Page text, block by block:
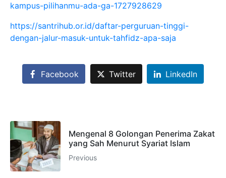
kampus-pilihanmu-ada-ga-1727928629
https://santrihub.or.id/daftar-perguruan-tinggi-
dengan-jalur-masuk-untuk-tahfidz-apa-saja
Facebook Twitter LinkedIn
Mengenal 8 Golongan Penerima Zakat
yang Sah Menurut Syariat Islam
Previous